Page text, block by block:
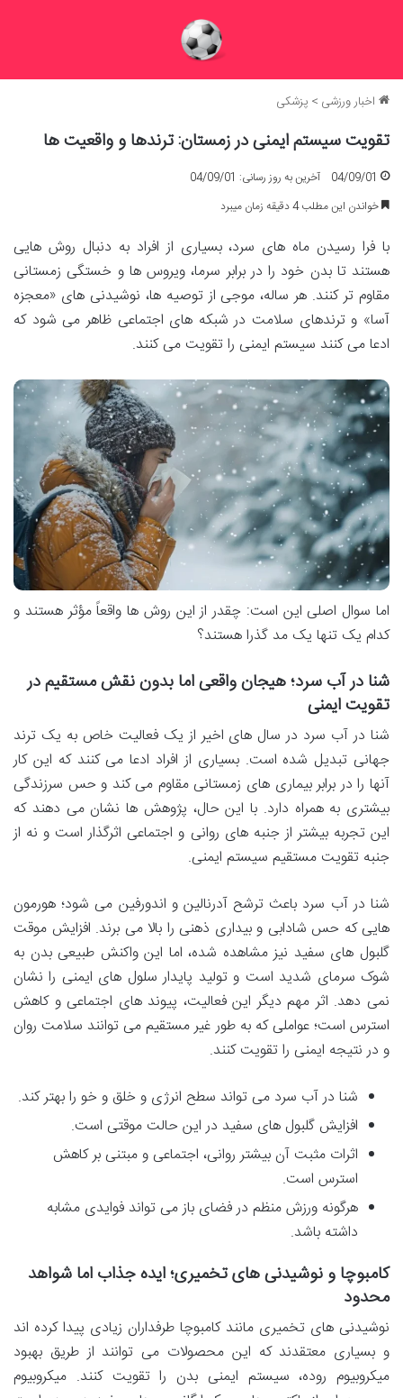
اخبار ورزشی > پزشکی
تقویت سیستم ایمنی در زمستان: ترندها و واقعیت ها
04/09/01
آخرین به روز رسانی: 04/09/01
خواندن این مطلب 4 دقیقه زمان میبرد
با فرا رسیدن ماه های سرد، بسیاری از افراد به دنبال روش هایی
هستند تا بدن خود را در برابر سرما، ویروس ها و خستگی زمستانی
مقاوم تر کنند. هر ساله، موجی از توصیه ها، نوشیدنی های «معجزه
آسا» و ترندهای سلامت در شبکه های اجتماعی ظاهر می شود که
ادعا می کنند سیستم ایمنی را تقویت می کنند.
اما سوال اصلی این است: چقدر از این روش ها واقعاً مؤثر هستند و
کدام یک تنها یک مد گذرا هستند؟
شنا در آب سرد؛ هیجان واقعی اما بدون نقش مستقیم در
تقویت ایمنی
شنا در آب سرد در سال های اخیر از یک فعالیت خاص به یک ترند
جهانی تبدیل شده است. بسیاری از افراد ادعا می کنند که این کار
آنها را در برابر بیماری های زمستانی مقاوم می کند و حس سرزندگی
بیشتری به همراه دارد. با این حال، پژوهش ها نشان می دهند که
این تجربه بیشتر از جنبه های روانی و اجتماعی اثرگذار است و نه از
جنبه تقویت مستقیم سیستم ایمنی.
شنا در آب سرد باعث ترشح آدرنالین و اندورفین می شود؛ هورمون
هایی که حس شادابی و بیداری ذهنی را بالا می برند. افزایش موقت
گلبول های سفید نیز مشاهده شده، اما این واکنش طبیعی بدن به
شوک سرمای شدید است و تولید پایدار سلول های ایمنی را نشان
نمی دهد. اثر مهم دیگر این فعالیت، پیوند های اجتماعی و کاهش
استرس است؛ عواملی که به طور غیر مستقیم می توانند سلامت روان
و در نتیجه ایمنی را تقویت کنند.
شنا در آب سرد می تواند سطح انرژی و خلق و خو را بهتر کند.
افزایش گلبول های سفید در این حالت موقتی است.
اثرات مثبت آن بیشتر روانی، اجتماعی و مبتنی بر کاهش
استرس است.
هرگونه ورزش منظم در فضای باز می تواند فوایدی مشابه
داشته باشد.
کامبوچا و نوشیدنی های تخمیری؛ ایده جذاب اما شواهد
محدود
نوشیدنی های تخمیری مانند کامبوچا طرفداران زیادی پیدا کرده اند
و بسیاری معتقدند که این محصولات می توانند از طریق بهبود
میکروبیوم روده، سیستم ایمنی بدن را تقویت کنند. میکروبیوم